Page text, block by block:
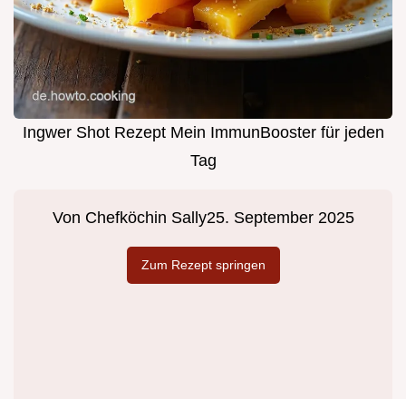
Ingwer Shot Rezept Mein ImmunBooster für jeden
Tag
Von Chefköchin Sally25. September 2025
Zum Rezept springen